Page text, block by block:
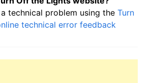
technical problem using the Turn
technical error feedback